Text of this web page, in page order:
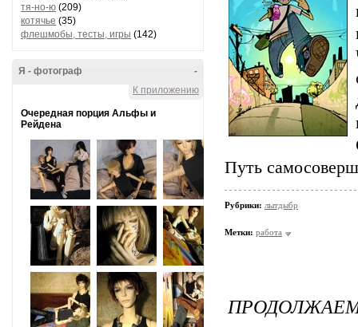
тя-но-ю (209)
котячье (35)
флешмобы, тесты, игры (142)
-
Я - фотограф
К приложению
Очередная порция Альфы и
Рейдена
Путь
Рубрики: лытдыбр
Метки: работа